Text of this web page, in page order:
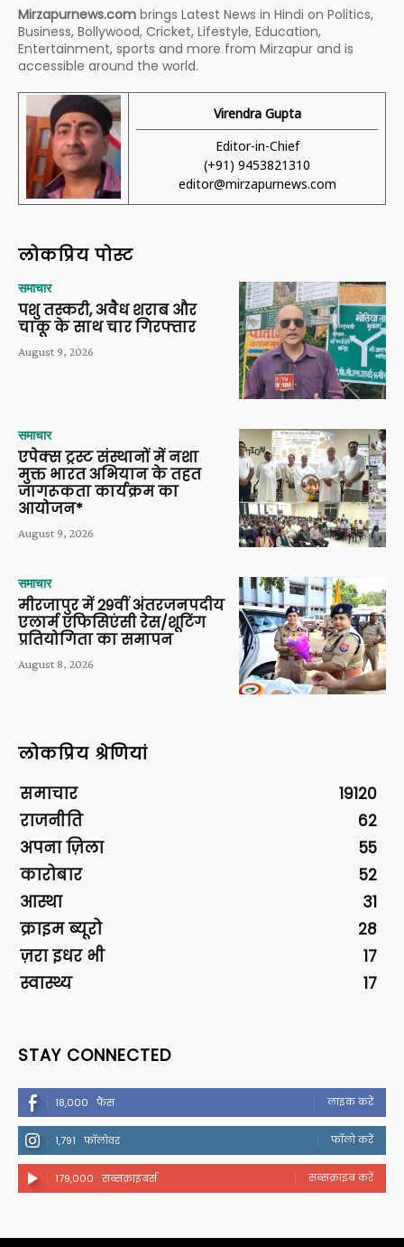
Mirzapurnews.com brings Latest News in Hindi on Politics,
Business, Bollywood, Cricket, Lifestyle, Education,
Entertainment, sports and more from Mirzapur and is
accessible around the world.
Virendra Gupta
Editor-in-Chief
(+91) 9453821310
editor@mirzapurnews.com
लोकप्रिय पोस्ट
समाचार
पशु तस्करी, अवैध शराब और
चाकू के साथ चार गिरफ्तार
August 9, 2026
समाचार
एपेक्स ट्रस्ट संस्थानों में नशा
मुक्त भारत अभियान के तहत
जागरूकता कार्यक्रम का
आयोजन*
August 9, 2026
समाचार
मीरजापुर में 29वीं अंतरजनपदीय
एलार्म एफिसिएंसी रेस/शूटिंग
प्रतियोगिता का समापन
August 8, 2026
लोकप्रिय श्रेणियां
समाचार
19120
राजनीति
62
अपना ज़िला
55
कारोबार
52
आस्था
31
क्राइम ब्यूरो
28
ज़रा इधर भी
17
स्वास्थ्य
17
STAY CONNECTED
18,000 फैंस लाइक करें
1,791 फॉलोवर फॉलो करें
179,000 सब्सक्राइबर्स सब्सक्राइब करें